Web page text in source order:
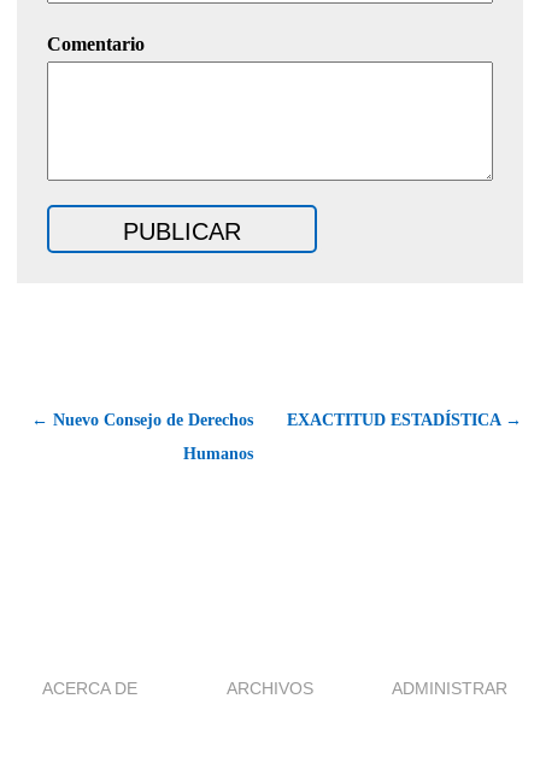
Comentario
← Nuevo Consejo de Derechos
Humanos
EXACTITUD ESTADÍSTICA →
ACERCA DE ARCHIVOS ADMINISTRAR